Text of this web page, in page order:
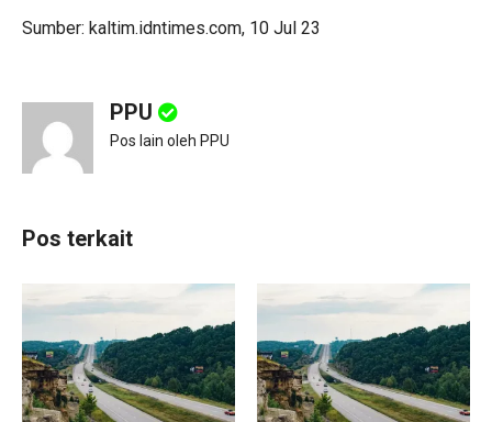
Sumber: kaltim.idntimes.com, 10 Jul 23
PPU
Pos lain oleh PPU
Pos terkait